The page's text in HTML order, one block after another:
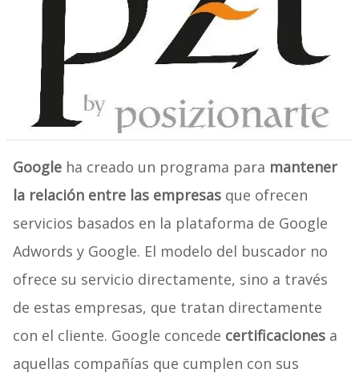
Google ha creado un programa para mantener
la relación entre las empresasque ofrecen
servicios basados en la plataforma de Google
Adwords y Google. El modelo del buscador no
ofrece su servicio directamente, sino a través
de estas empresas, que tratan directamente
con el cliente. Google concede certificaciones a
aquellas compañías que cumplen con sus